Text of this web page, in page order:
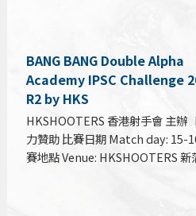
BANG BANG Double Alpha
Academy IPSC Challenge
R2 by HKS
HKSHOOTERS 香港射手會 主辦
力贊助 比賽日期 Match day: 15-
賽地點 Venue: HKSHOOTERS 新